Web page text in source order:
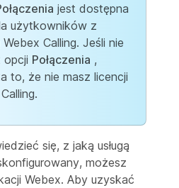
jest dostępna
użytkowników z
Calling. Jeśli nie
opcji Połączenia ,
to, że nie masz licencji
się, z jaką usługą
możesz
Webex. Aby uzyskać